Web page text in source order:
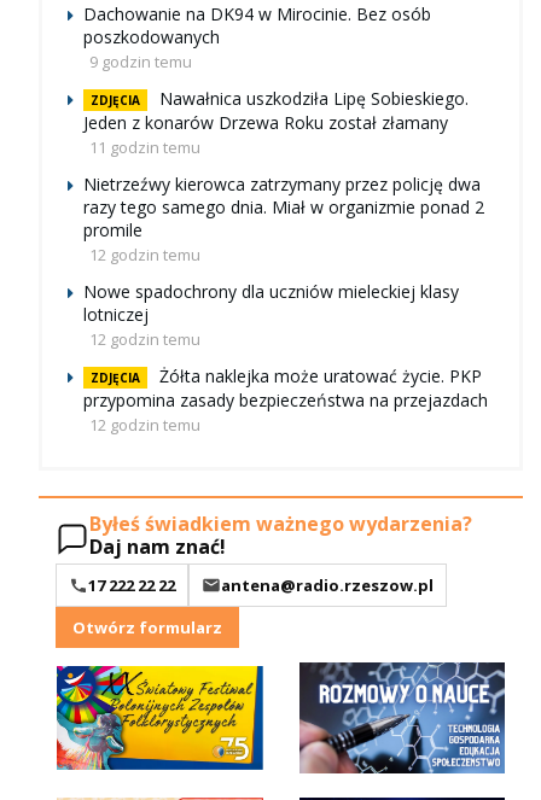
Dachowanie na DK94 w Mirocinie. Bez osób
poszkodowanych
9 godzin temu
ZDJĘCIA
Nawałnica uszkodziła Lipę Sobieskiego.
Jeden z konarów Drzewa Roku został złamany
11 godzin temu
Nietrzeźwy kierowca zatrzymany przez policję dwa
razy tego samego dnia. Miał w organizmie ponad 2
promile
12 godzin temu
Nowe spadochrony dla uczniów mieleckiej klasy
lotniczej
12 godzin temu
ZDJĘCIA
Żółta naklejka może uratować życie. PKP
przypomina zasady bezpieczeństwa na przejazdach
12 godzin temu
Byłeś świadkiem ważnego wydarzenia?
Daj nam znać!
17 222 22 22
antena@radio.rzeszow.pl
Otwórz formularz